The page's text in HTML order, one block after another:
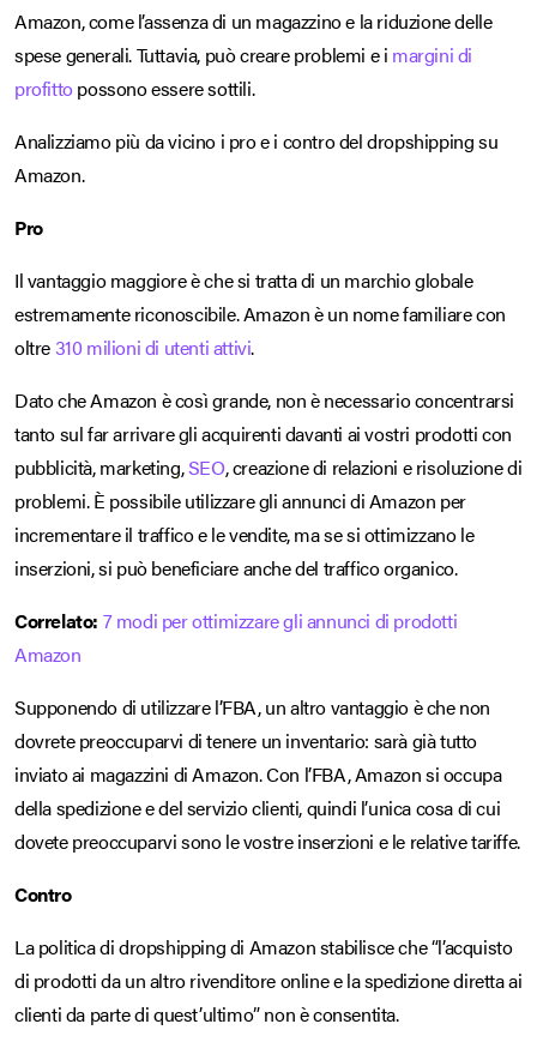
Amazon, come l’assenza di un magazzino e la riduzione delle
spese generali. Tuttavia, può creare problemi e i margini di
profittopossono essere sottili.
Analizziamo più da vicino i pro e i contro del dropshipping su
Amazon.
Pro
Il vantaggio maggiore è che si tratta di un marchio globale
estremamente riconoscibile. Amazon è un nome familiare con
oltre310 milioni di utenti attivi.
Dato che Amazon è così grande, non è necessario concentrarsi
tanto sul far arrivare gli acquirenti davanti ai vostri prodotti con
pubblicità, marketing,SEO, creazione di relazioni e risoluzione di
problemi. È possibile utilizzare gli annunci di Amazon per
incrementare il traffico e le vendite, ma se si ottimizzano le
inserzioni, si può beneficiare anche del traffico organico.
Correlato: 7 modi per ottimizzare gli annunci di prodotti
Amazon
Supponendo di utilizzare l’FBA, un altro vantaggio è che non
dovrete preoccuparvi di tenere un inventario: sarà già tutto
inviato ai magazzini di Amazon. Con l’FBA, Amazon si occupa
della spedizione e del servizio clienti, quindi l’unica cosa di cui
dovete preoccuparvi sono le vostre inserzioni e le relative tariffe.
Contro
La politica di dropshipping di Amazon stabilisce che “l’acquisto
di prodotti da un altro rivenditore online e la spedizione diretta ai
clienti da parte di quest’ultimo” non è consentita.